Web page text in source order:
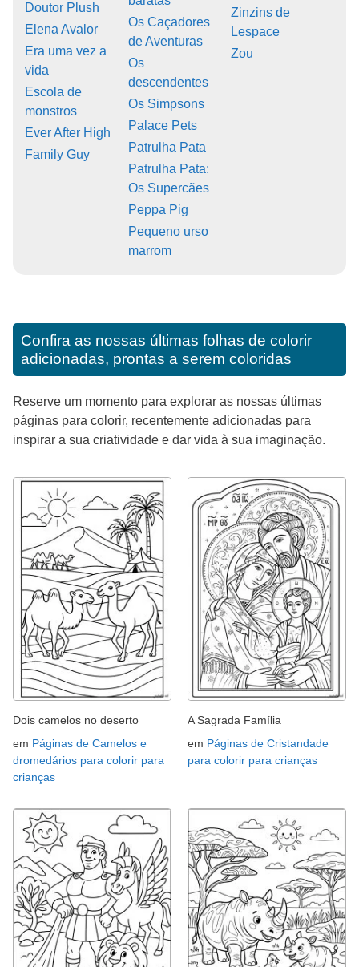
Doutor Plush
Elena Avalor
Era uma vez a
vida
Escola de
monstros
Ever After High
Family Guy
Os Caçadores
de Aventuras
Os
descendentes
Os Simpsons
Palace Pets
Patrulha Pata
Patrulha Pata:
Os Supercães
Peppa Pig
Pequeno urso
marrom
Zinzins de
Lespace
Zou
Confira as nossas últimas folhas de colorir
adicionadas, prontas a serem coloridas
Reserve um momento para explorar as nossas últimas
páginas para colorir, recentemente adicionadas para
inspirar a sua criatividade e dar vida à sua imaginação.
Dois camelos no deserto
em Páginas de Camelos e
dromedários para colorir para
crianças
A Sagrada Família
em Páginas de Cristandade
para colorir para crianças